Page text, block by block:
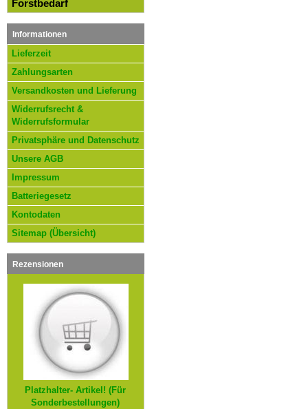
Forstbedarf
Informationen
Lieferzeit
Zahlungsarten
Versandkosten und Lieferung
Widerrufsrecht &
Widerrufsformular
Privatsphäre und Datenschutz
Unsere AGB
Impressum
Batteriegesetz
Kontodaten
Sitemap (Übersicht)
Rezensionen
Platzhalter- Artikel! (Für
Sonderbestellungen)